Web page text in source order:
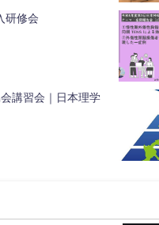
研修会
講習会｜日本理学